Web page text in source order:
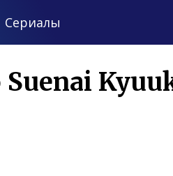
Сериалы